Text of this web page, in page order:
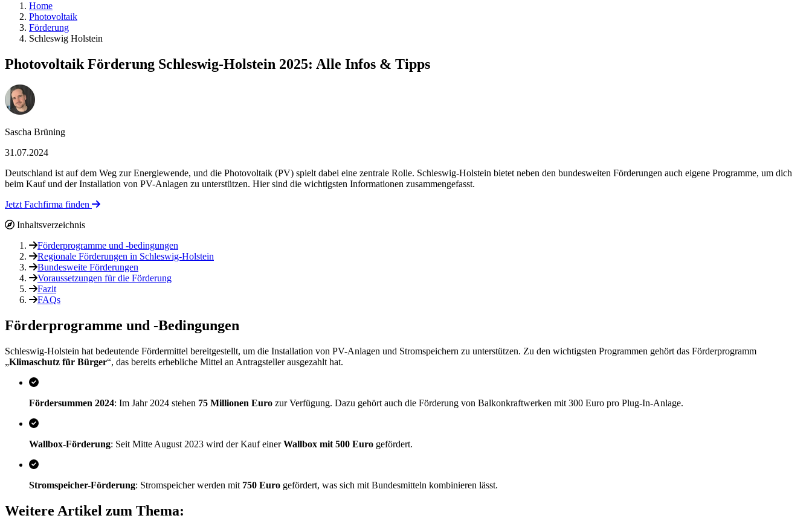
Home
Photovoltaik
Förderung
Schleswig Holstein
Photovoltaik Förderung Schleswig-Holstein 2025: Alle Infos & Tipps
Sascha Brüning
31.07.2024
Deutschland ist auf dem Weg zur Energiewende, und die Photovoltaik (PV) spielt dabei eine zentrale Rolle. Schleswig-Holstein bietet neben den bundesweiten Förderungen auch eigene Programme, um dich
beim Kauf und der Installation von PV-Anlagen zu unterstützen. Hier sind die wichtigsten Informationen zusammengefasst.
Jetzt Fachfirma finden
Inhaltsverzeichnis
Förderprogramme und -bedingungen
Regionale Förderungen in Schleswig-Holstein
Bundesweite Förderungen
Voraussetzungen für die Förderung
Fazit
FAQs
Förderprogramme und -Bedingungen
Schleswig-Holstein hat bedeutende Fördermittel bereitgestellt, um die Installation von PV-Anlagen und Stromspeichern zu unterstützen. Zu den wichtigsten Programmen gehört das Förderprogramm
„Klimaschutz für Bürger“, das bereits erhebliche Mittel an Antragsteller ausgezahlt hat.
Fördersummen 2024: Im Jahr 2024 stehen 75 Millionen Euro zur Verfügung. Dazu gehört auch die Förderung von Balkonkraftwerken mit 300 Euro pro Plug-In-Anlage.
Wallbox-Förderung: Seit Mitte August 2023 wird der Kauf einerWallbox mit 500 Euro gefördert.
Stromspeicher-Förderung: Stromspeicher werden mit 750 Euro gefördert, was sich mit Bundesmitteln kombinieren lässt.
Weitere Artikel zum Thema: